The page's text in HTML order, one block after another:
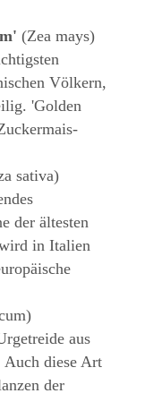
(Zea mays)
Völkern,
'Golden
sativa)
der ältesten
in Italien
aus
Auch diese Art
der